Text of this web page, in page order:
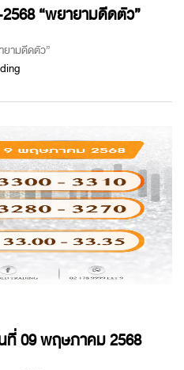
“พยายามดีดตัว”
ยามดีดตัว”
ที่ 09 พฤษภาคม 2568